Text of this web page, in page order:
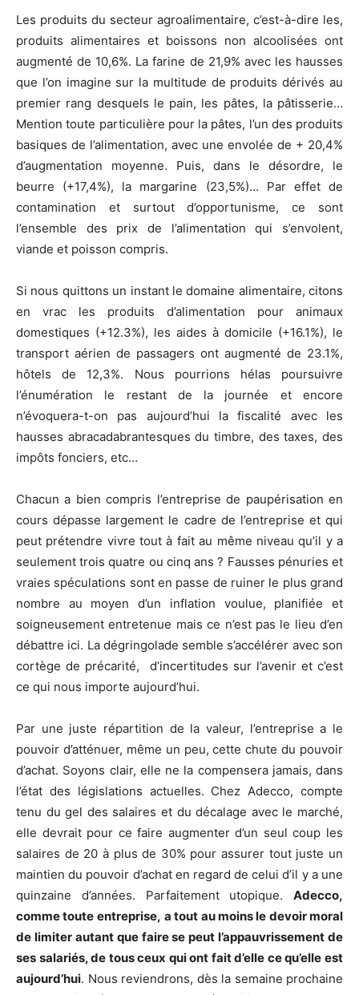
Les produits du secteur agroalimentaire, c’est-à-dire les,
produits alimentaires et boissons non alcoolisées ont
augmenté de 10,6%. La farine de 21,9% avec les hausses
que l’on imagine sur la multitude de produits dérivés au
premier rang desquels le pain, les pâtes, la pâtisserie…
Mention toute particulière pour la pâtes, l’un des produits
basiques de l’alimentation, avec une envolée de + 20,4%
d’augmentation moyenne. Puis, dans le désordre, le
beurre (+17,4%), la margarine (23,5%)… Par effet de
contamination et surtout d’opportunisme, ce sont
l’ensemble des prix de l’alimentation qui s’envolent,
viande et poisson compris.
Si nous quittons un instant le domaine alimentaire, citons
en vrac les produits d’alimentation pour animaux
domestiques (+12.3%), les aides à domicile (+16.1%), le
transport aérien de passagers ont augmenté de 23.1%,
hôtels de 12,3%. Nous pourrions hélas poursuivre
l’énumération le restant de la journée et encore
n’évoquera-t-on pas aujourd’hui la fiscalité avec les
hausses abracadabrantesques du timbre, des taxes, des
impôts fonciers, etc…
Chacun a bien compris l’entreprise de paupérisation en
cours dépasse largement le cadre de l’entreprise et qui
peut prétendre vivre tout à fait au même niveau qu’il y a
seulement trois quatre ou cinq ans ? Fausses pénuries et
vraies spéculations sont en passe de ruiner le plus grand
nombre au moyen d’un inflation voulue, planifiée et
soigneusement entretenue mais ce n’est pas le lieu d’en
débattre ici. La dégringolade semble s’accélérer avec son
cortège de précarité, d’incertitudes sur l’avenir et c’est
ce qui nous importe aujourd’hui.
Par une juste répartition de la valeur, l’entreprise a le
pouvoir d’atténuer, même un peu, cette chute du pouvoir
d’achat. Soyons clair, elle ne la compensera jamais, dans
l’état des législations actuelles. Chez Adecco, compte
tenu du gel des salaires et du décalage avec le marché,
elle devrait pour ce faire augmenter d’un seul coup les
salaires de 20 à plus de 30% pour assurer tout juste un
maintien du pouvoir d’achat en regard de celui d’il y a une
quinzaine d’années. Parfaitement utopique. Adecco,
comme toute entreprise, a tout au moins le devoir moral
de limiter autant que faire se peut l’appauvrissement de
ses salariés, de tous ceux qui ont fait d’elle ce qu’elle est
aujourd’hui. Nous reviendrons, dès la semaine prochaine